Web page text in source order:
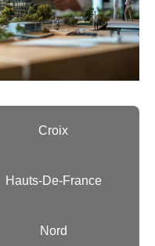
Croix
Hauts-De-France
Nord